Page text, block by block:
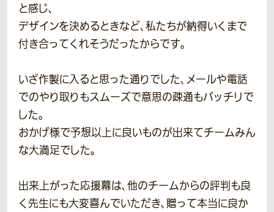
と感じ、
デザインを決めるときなど、私たちが納得いくまで
付き合ってくれそうだったからです。
いざ作製に入ると思った通りでした、メールや電話
でのやり取りもスムーズで意思の疎通もバッチリで
した。
おかげ様で予想以上に良いものが出来てチームみん
な大満足でした。
出来上がった応援幕は、他のチームからの評判も良
く先生にも大変喜んでいただき、贈って本当に良か